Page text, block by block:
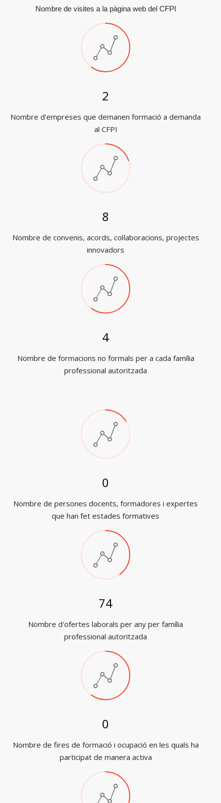
Nombre de visites a la pàgina web del CFPI
3
Nombre d'empreses que demanen formació a demanda
al CFPI
10
Nombre de convenis, acords, col·laboracions, projectes
innovadors
5
Nombre de formacions no formals per a cada família
professional autoritzada
1
Nombre de persones docents, formadores i expertes
que han fet estades formatives
82
Nombre d'ofertes laborals per any per família
professional autoritzada
1
Nombre de fires de formació i ocupació en les quals ha
participat de manera activa